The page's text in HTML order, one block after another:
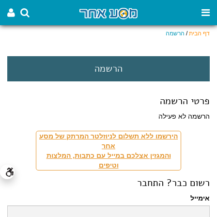
דף הבית/ הרשמה
הרשמה
פרטי הרשמה
הרשמה לא פעילה
הירשמו ללא תשלום לניוזלטר המרתק של מסע
אחר
והמגזין אצלכם במייל עם כתבות, המלצות
וטיפים
רשום כבר? התחבר
אימייל